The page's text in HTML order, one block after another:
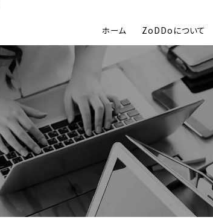
ホーム ZoDDoについて